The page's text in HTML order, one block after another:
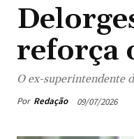
reforça
O ex-superintendente
Por Redação 09/07/2026